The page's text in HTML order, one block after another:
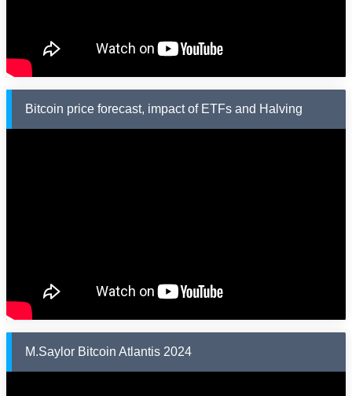
Bitcoin price forecast, impact of ETFs and Halving
M.Saylor Bitcoin Atlantis 2024